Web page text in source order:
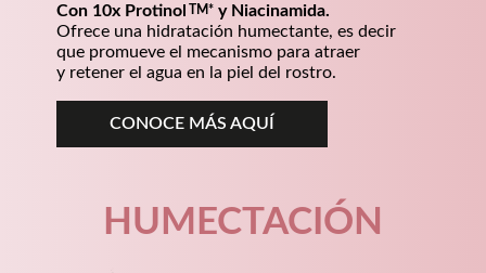
Con 10x Protinol
y Niacinamida.
Ofrece una hidratación humectante, es decir
que promueve el mecanismo para atraer
y retener el agua en la piel del rostro.
CONOCE MÁS AQUÍ
HUMECTACIÓN